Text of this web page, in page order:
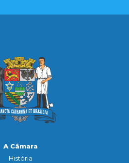
A Câmara
História